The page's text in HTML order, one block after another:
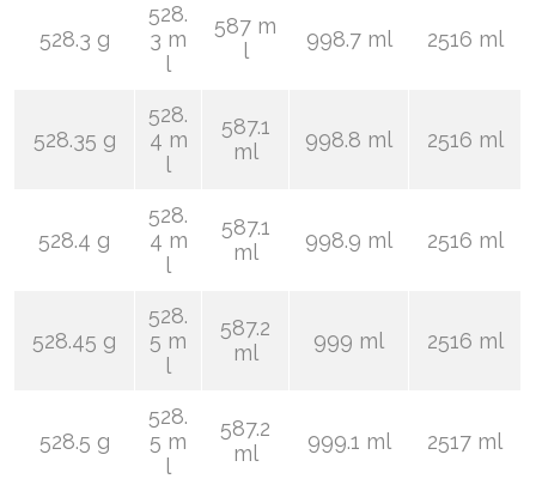
528.3 g
528.
3 m
l
587 m
l
998.7 ml 2516 ml
528.35 g
528.
4 m
l
587.1
ml
998.8 ml 2516 ml
528.4 g
528.
4 m
l
587.1
ml
998.9 ml 2516 ml
528.45 g
528.
5 m
l
587.2
ml
999 ml 2516 ml
528.5 g
528.
5 m
l
587.2
ml
999.1 ml 2517 ml